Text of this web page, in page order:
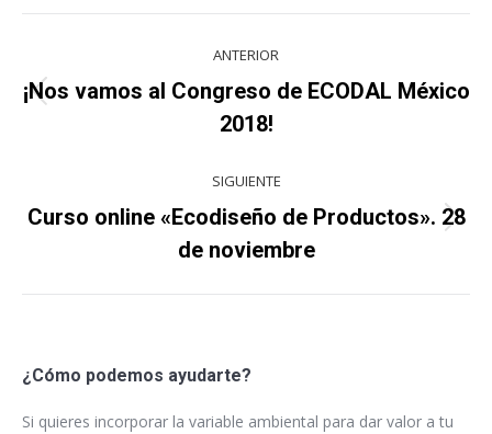
entre
ANTERIOR
Proyecto
anterior
¡Nos vamos al Congreso de ECODAL México
2018!
SIGUIENTE
Proyecto
siguiente
Curso online «Ecodiseño de Productos». 28
de noviembre
¿Cómo podemos ayudarte?
Si quieres incorporar la variable ambiental para dar valor a tu